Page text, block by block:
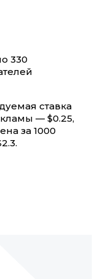
330
ставка
— $0.25,
за 1000